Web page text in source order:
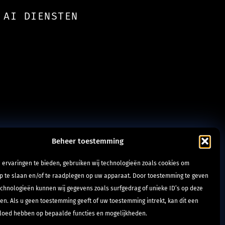
Beheer toestemming
ervaringen te bieden, gebruiken wij technologieën zoals cookies om
te slaan en/of te raadplegen op uw apparaat. Door toestemming te geven
kunnen wij gegevens zoals surfgedrag of unieke ID’s op deze
Als u geen toestemming geeft of uw toestemming intrekt, kan dit een
hebben op bepaalde functies en mogelijkheden.
AI DIENSTEN